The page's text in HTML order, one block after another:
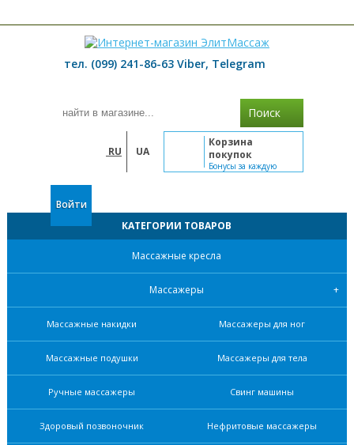
тел. (099) 241-86-63 Viber, Telegram
Поиск
RU UA
Корзина
покупок
Бонусы за каждую
покупку
Войти
КАТЕГОРИИ ТОВАРОВ
Массажные кресла
Массажеры
Массажные накидки Массажеры для ног
Массажные подушки Массажеры для тела
Ручные массажеры Свинг машины
Здоровый позвоночник Нефритовые масcажеры